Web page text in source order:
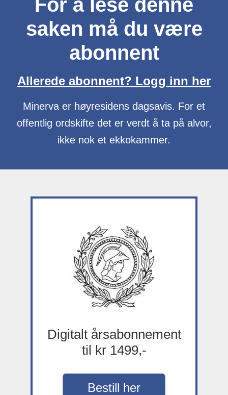
For å lese denne
saken må du være
abonnent
Allerede abonnent? Logg inn her
Minerva er høyresidens dagsavis. For et
offentlig ordskifte det er verdt å ta på alvor,
ikke nok et ekkokammer.
Digitalt årsabonnement
til kr 1499,-
Bestill her